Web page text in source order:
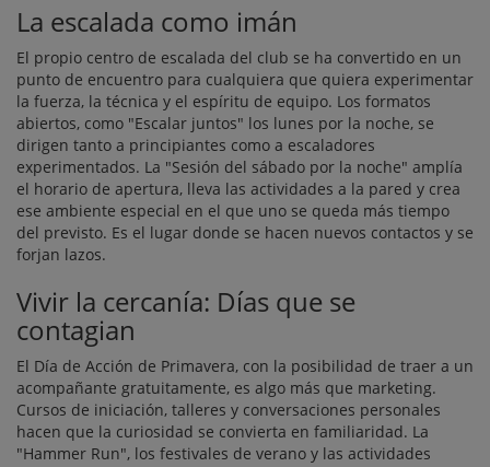
La escalada como imán
El propio centro de escalada del club se ha convertido en un
punto de encuentro para cualquiera que quiera experimentar
la fuerza, la técnica y el espíritu de equipo. Los formatos
abiertos, como "Escalar juntos" los lunes por la noche, se
dirigen tanto a principiantes como a escaladores
experimentados. La "Sesión del sábado por la noche" amplía
el horario de apertura, lleva las actividades a la pared y crea
ese ambiente especial en el que uno se queda más tiempo
del previsto. Es el lugar donde se hacen nuevos contactos y se
forjan lazos.
Vivir la cercanía: Días que se
contagian
El Día de Acción de Primavera, con la posibilidad de traer a un
acompañante gratuitamente, es algo más que marketing.
Cursos de iniciación, talleres y conversaciones personales
hacen que la curiosidad se convierta en familiaridad. La
"Hammer Run", los festivales de verano y las actividades